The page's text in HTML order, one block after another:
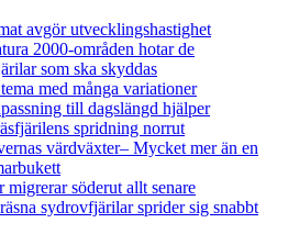
avgör utvecklingshastighet
2000-områden hotar de
som ska skyddas
med många variationer
till dagslängd hjälper
spridning norrut
värdväxter– Mycket mer än en
migrerar söderut allt senare
sydrovfjärilar sprider sig snabbt